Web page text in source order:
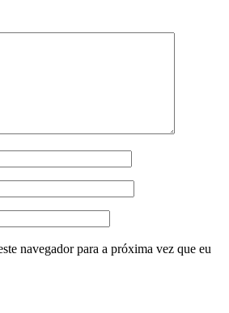
navegador para a próxima vez que eu